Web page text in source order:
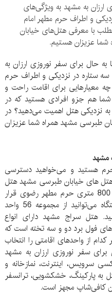
ارزان به مشهد به ویژگی‌های
و اطراف حرم مطهر امام
با معرفی هتل‌های خیابان
عزیزان هستیم.
به حال برای سفر نوروزی ارزان به
ستاره در نزدیکی و اطراف حرم
معیارهایی برای اقامت راحت و
هم جزو افرادی هستید که در
نزدیکی هتل اهمیت می‌دهید؟ در
طبرسی مشهد همراه شما عزیزان
مشهد
هستید و می‌خواهید دسترسی
هتل های خیابان طبرسی مشهد هتل
2 ستاره سراج است که در فاصله 800 متری حرم مطهر رضوی قرار
در این اقامتگاه می‌توانید از مجموعه 56 واحد
هتل سراج مشهد دارای انواع
فول برد دو و سه تخته است که
از واحدهای اقامتی را انتخاب
برای سفر نوروزی ارزان به مشهد
سرویس، اینترنت، نمازخانه و
به پارکینگ، خشکشویی، ترانسفر
کافی‌شاپ مجهز است.